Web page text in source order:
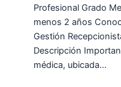
Profesional Grado
menos 2 años
Gestión
Descripción
médica, ubicada…